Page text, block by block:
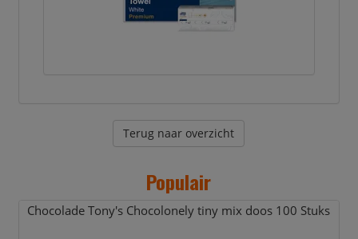
Terug naar overzicht
Populair
Chocolade Tony's Chocolonely tiny mix doos 100 Stuks